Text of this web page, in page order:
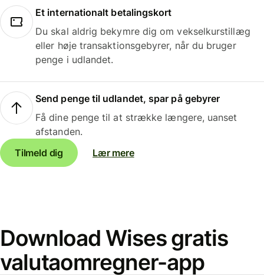
Et internationalt betalingskort
Du skal aldrig bekymre dig om vekselkurstillæg
eller høje transaktionsgebyrer, når du bruger
penge i udlandet.
Send penge til udlandet, spar på gebyrer
Få dine penge til at strække længere, uanset
afstanden.
Tilmeld dig
Lær mere
Download Wises gratis
valutaomregner-app